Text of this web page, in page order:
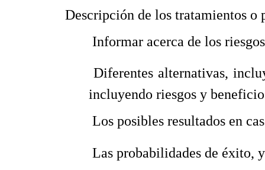
Descripción de los tratamientos o
 Informar acerca de los
 Diferentes alternativas,
incluyendo riesgos y
 Los posibles resultados en
 Las probabilidades de